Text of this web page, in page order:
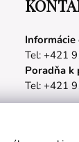
Tel: +421
Poradňa k
Tel: +421